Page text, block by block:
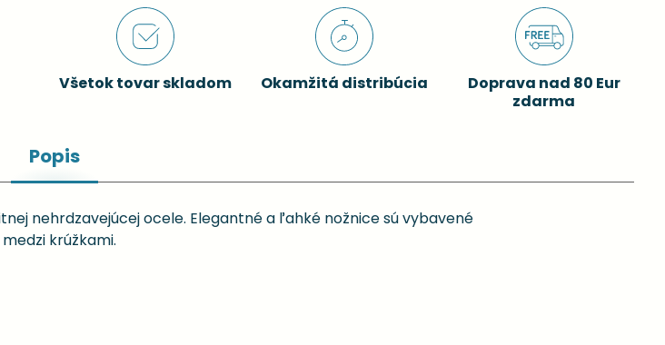
Všetok tovar skladom Okamžitá distribúcia
Doprava nad 80 Eur
zdarma
Popis
nehrdzavejúcej ocele. Elegantné a ľahké nožnice sú vybavené
krúžkami.